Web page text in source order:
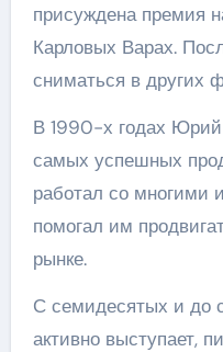
присуждена премия
Карловых Варах.
сниматься в других
В 1990-х годах
самых успешных
работал со многими
помогал им
рынке.
С семидесятых и до
активно выступает,